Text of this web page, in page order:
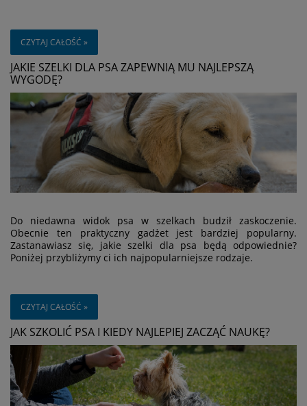
CZYTAJ CAŁOŚĆ »
JAKIE SZELKI DLA PSA ZAPEWNIĄ MU NAJLEPSZĄ
WYGODĘ?
Do niedawna widok psa w szelkach budził zaskoczenie.
Obecnie ten praktyczny gadżet jest bardziej popularny.
Zastanawiasz się, jakie szelki dla psa będą odpowiednie?
Poniżej przybliżymy ci ich najpopularniejsze rodzaje.
CZYTAJ CAŁOŚĆ »
JAK SZKOLIĆ PSA I KIEDY NAJLEPIEJ ZACZĄĆ NAUKĘ?